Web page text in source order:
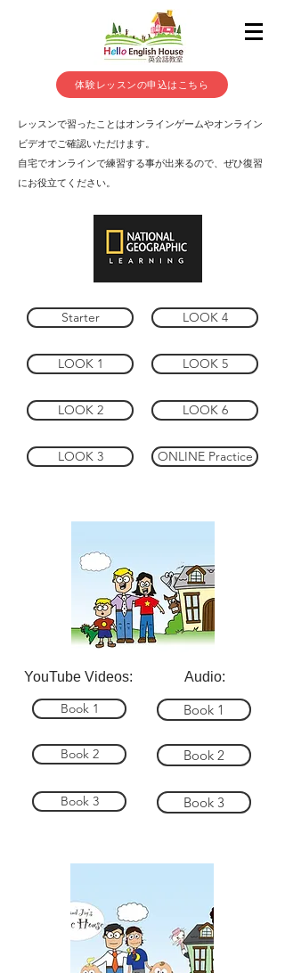
体験レッスンの申込はこちら
レッスンで習ったことはオンラインゲームやオンライン
ビデオでご確認いただけます。
自宅でオンラインで練習する事が出来るので、ぜひ復習
にお役立てください。
Starter
LOOK 1
LOOK 2
LOOK 3
LOOK 4
LOOK 5
LOOK 6
ONLINE Practice
YouTube Videos:
Book 1
Book 2
Book 3
Audio:
Book 1
Book 2
Book 3